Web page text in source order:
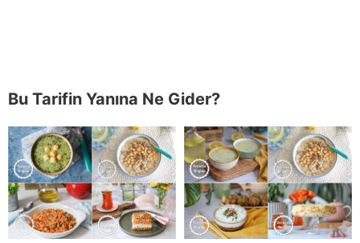
Bu Tarifin Yanına Ne Gider?